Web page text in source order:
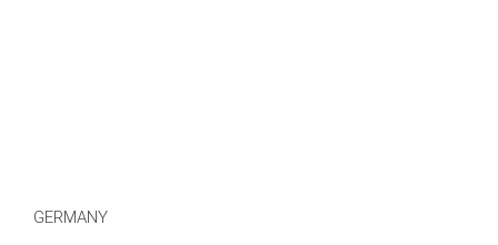
GERMANY